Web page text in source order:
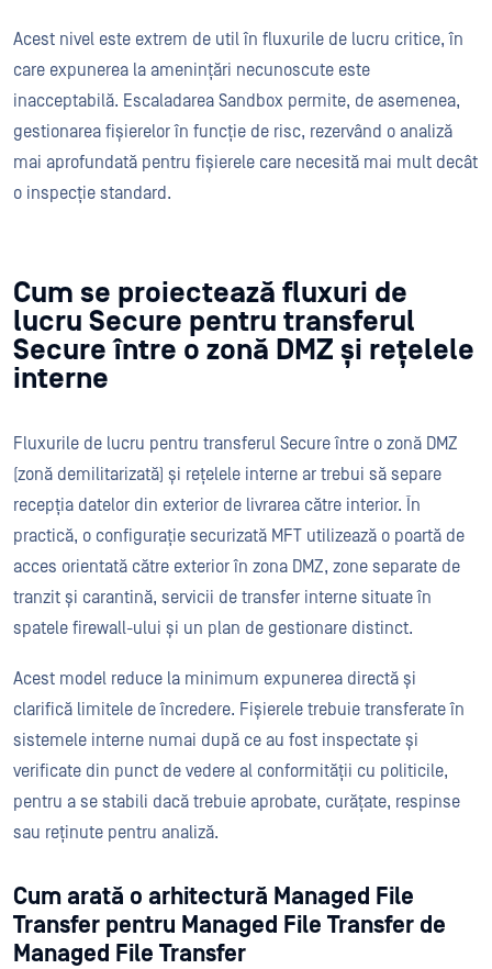
Acest nivel este extrem de util în fluxurile de lucru critice, în
care expunerea la amenințări necunoscute este
inacceptabilă. Escaladarea Sandbox permite, de asemenea,
gestionarea fișierelor în funcție de risc, rezervând o analiză
mai aprofundată pentru fișierele care necesită mai mult decât
o inspecție standard.
Cum se proiectează fluxuri de
lucru Secure pentru transferul
Secure între o zonă DMZ și rețelele
interne
Fluxurile de lucru pentru transferul Secure între o zonă DMZ
(zonă demilitarizată) și rețelele interne ar trebui să separe
recepția datelor din exterior de livrarea către interior. În
practică, o configurație securizată MFT utilizează o poartă de
acces orientată către exterior în zona DMZ, zone separate de
tranzit și carantină, servicii de transfer interne situate în
spatele firewall-ului și un plan de gestionare distinct.
Acest model reduce la minimum expunerea directă și
clarifică limitele de încredere. Fișierele trebuie transferate în
sistemele interne numai după ce au fost inspectate și
verificate din punct de vedere al conformității cu politicile,
pentru a se stabili dacă trebuie aprobate, curățate, respinse
sau reținute pentru analiză.
Cum arată o arhitectură Managed File
Transfer pentru Managed File Transfer de
Managed File Transfer